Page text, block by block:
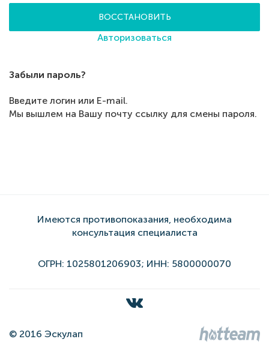
ВОССТАНОВИТЬ
Авторизоваться
Забыли пароль?
Введите логин или E-mail.
Мы вышлем на Вашу почту ссылку для смены пароля.
Имеются противопоказания, необходима
консультация специалиста
ОГРН: 1025801206903; ИНН: 5800000070
© 2016 Эскулап